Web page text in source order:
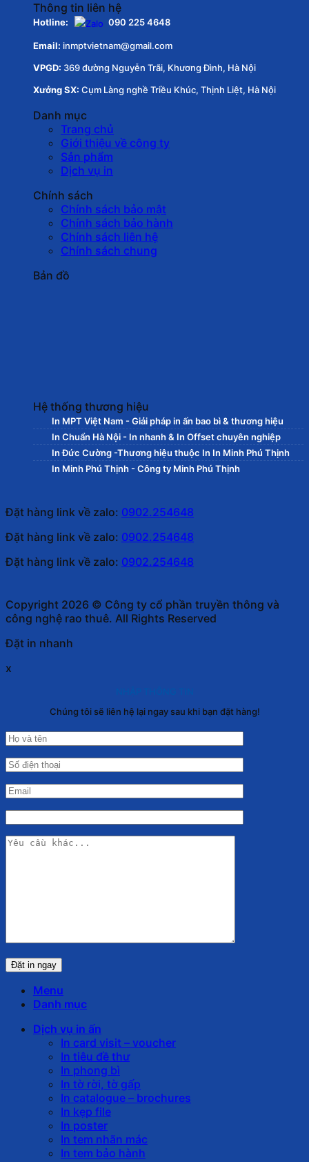
Thông tin liên hệ
Hotline: 090 225 4648
Email: inmptvietnam@gmail.com
VPGD: 369 đường Nguyễn Trãi, Khương Đình, Hà Nội
Xưởng SX: Cụm Làng nghề Triều Khúc, Thịnh Liệt, Hà Nội
Danh mục
Trang chủ
Giới thiệu về công ty
Sản phẩm
Dịch vụ in
Chính sách
Chính sách bảo mật
Chính sách bảo hành
Chính sách liên hệ
Chính sách chung
Bản đồ
Hệ thống thương hiệu
In MPT Việt Nam - Giải pháp in ấn bao bì & thương hiệu
In Chuẩn Hà Nội - In nhanh & In Offset chuyên nghiệp
In Đức Cường -Thương hiệu thuộc In In Minh Phú Thịnh
In Minh Phú Thịnh - Công ty Minh Phú Thịnh
Đặt hàng link về zalo: 0902.254648
Đặt hàng link về zalo: 0902.254648
Đặt hàng link về zalo: 0902.254648
Copyright 2026 © Công ty cổ phần truyền thông và
công nghệ rao thuê. All Rights Reserved
Đặt in nhanh
x
Chúng tôi sẽ liên hệ lại ngay sau khi bạn đặt hàng!
Menu
Danh mục
Dịch vụ in ấn
In card visit – voucher
In tiêu đề thư
In phong bì
In tờ rời, tờ gấp
In catalogue – brochures
In kẹp file
In poster
In tem nhãn mác
In tem bảo hành